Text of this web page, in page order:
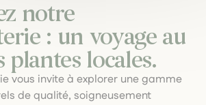
notre
: un voyage au
locales.
vous invite à explorer une gamme
de qualité, soigneusement